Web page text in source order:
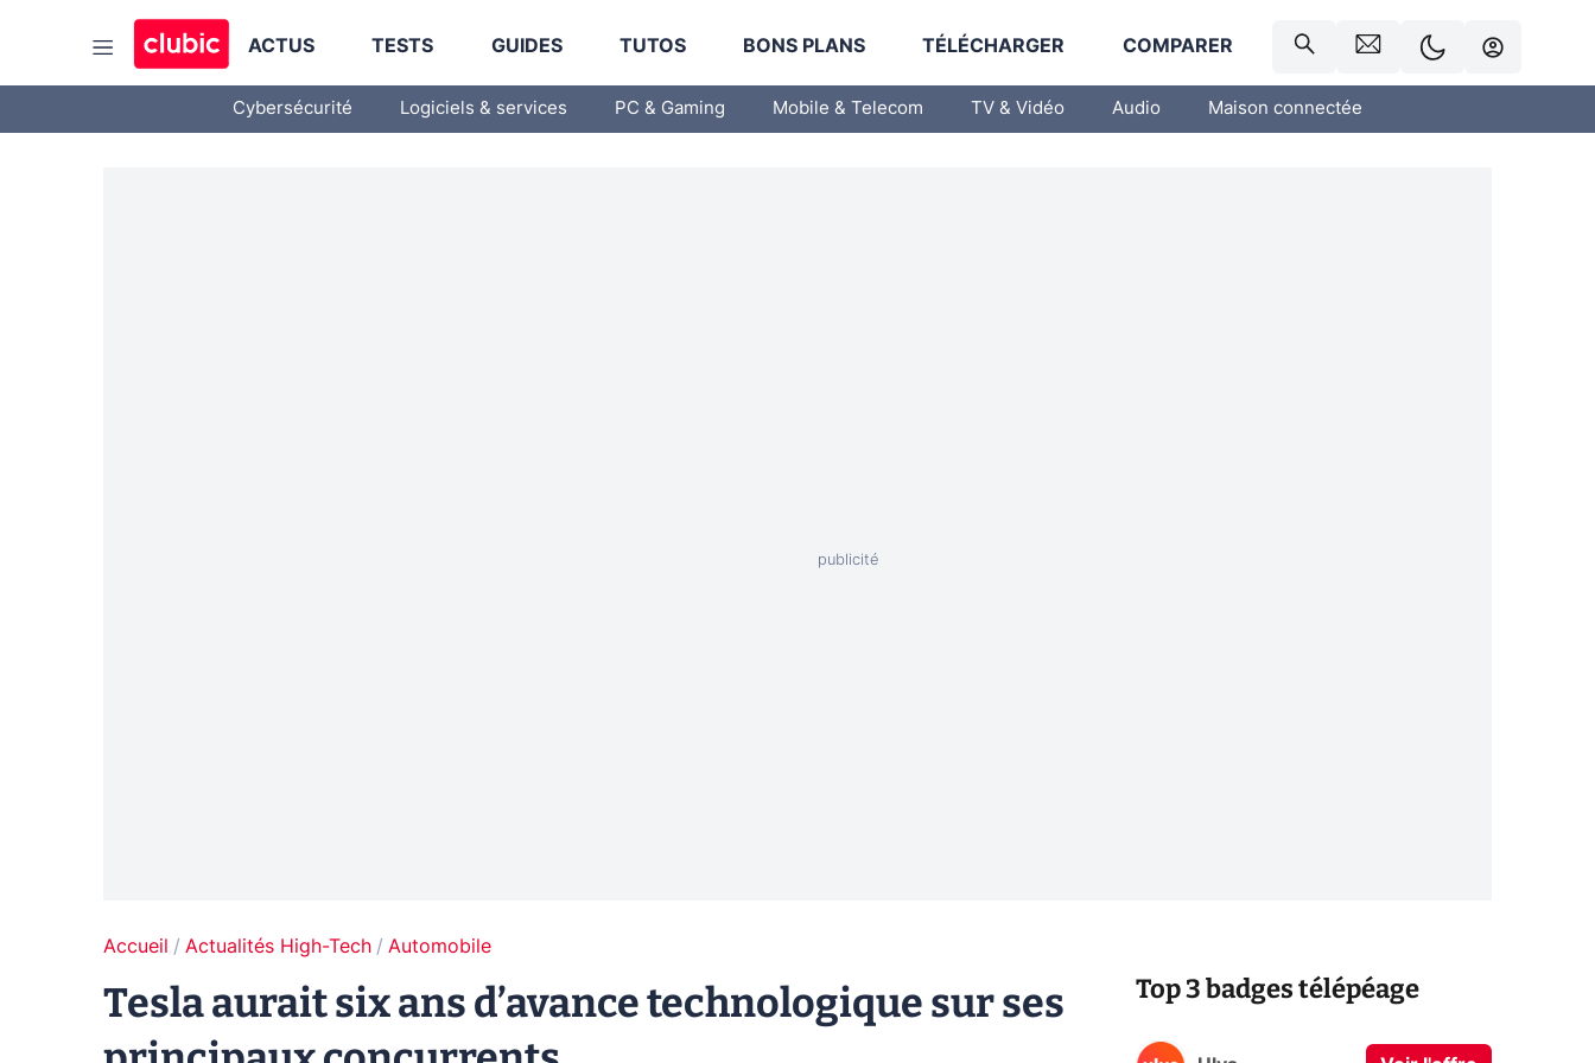
ACTUS TESTS GUIDES TUTOS BONS PLANS TÉLÉCHARGER COMPARER
Cybersécurité Logiciels & services PC & Gaming Mobile & Telecom TV & Vidéo Audio Maison connectée
Accueil Actualités High-Tech Automobile
Tesla aurait six ans d’avance technologique sur ses
Top 3 badges télépéage